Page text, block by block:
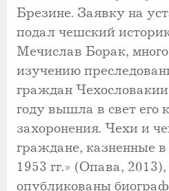
Брезине. Заявку на
подал чешский
Мечислав Борак,
изучению
граждан
году вышла в свет его
захоронения. Чехи и
граждане, казненные
1953 гг.» (Опава,
опубликованы